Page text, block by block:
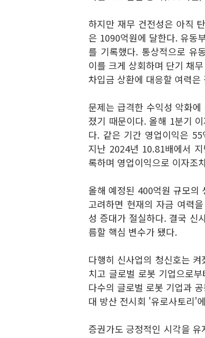
하지만 재무 건전성은 아직
은 1090억원에 달한다. 유동
를 기록했다. 통상적으로 유
이를 크게 상회하며 단기 채
차입금 상환에 대응할 여력
문제는 급격한 수익성 악화
졌기 때문이다. 올해 1분기
다. 같은 기간 영업이익은
지난 2024년 10.81배에서
록하며 영업이익으로 이자조
올해 예정된 400억원 규모의
고려하면 현재의 자금 여력
성 증대가 절실하다. 결국 신
름할 핵심 변수가 됐다.
다행히 신사업의 청신호는
치고 글로벌 로봇 기업으로
다수의 글로벌 로봇 기업과
대 방산 전시회 '유로사토리'
증권가도 긍정적인 시각을